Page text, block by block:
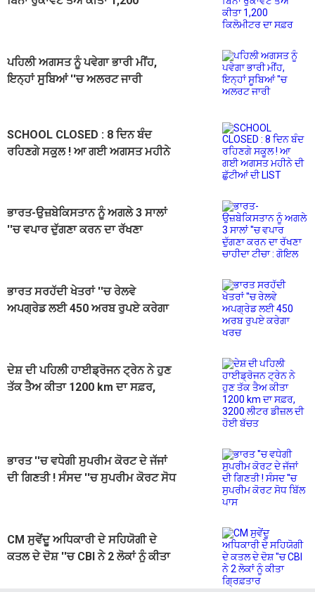
ਪਹਿਲੀ ਅਗਸਤ ਨੂੰ ਪਵੇਗਾ ਭਾਰੀ ਮੀਂਹ,
ਇਨ੍ਹਾਂ ਸੂਬਿਆਂ ''ਚ ਅਲਰਟ ਜਾਰੀ
SCHOOL CLOSED : 8 ਦਿਨ ਬੰਦ
ਰਹਿਣਗੇ ਸਕੂਲ ! ਆ ਗਈ ਅਗਸਤ ਮਹੀਨੇ
ਭਾਰਤ-ਉਜ਼ਬੇਕਿਸਤਾਨ ਨੂੰ ਅਗਲੇ 3 ਸਾਲਾਂ
''ਚ ਵਪਾਰ ਦੁੱਗਣਾ ਕਰਨ ਦਾ ਰੱਖਣਾ
ਭਾਰਤ ਸਰਹੱਦੀ ਖੇਤਰਾਂ ''ਚ ਰੇਲਵੇ
ਅਪਗ੍ਰੇਡ ਲਈ 450 ਅਰਬ ਰੁਪਏ ਕਰੇਗਾ
ਦੇਸ਼ ਦੀ ਪਹਿਲੀ ਹਾਈਡ੍ਰੋਜਨ ਟ੍ਰੇਨ ਨੇ ਹੁਣ
ਤੱਕ ਤੈਅ ਕੀਤਾ 1200 km ਦਾ ਸਫ਼ਰ,
ਭਾਰਤ ''ਚ ਵਧੇਗੀ ਸੁਪਰੀਮ ਕੋਰਟ ਦੇ ਜੱਜਾਂ
ਦੀ ਗਿਣਤੀ ! ਸੰਸਦ ''ਚ ਸੁਪਰੀਮ ਕੋਰਟ ਸੋਧ
CM ਸੁਵੇਂਦੂ ਅਧਿਕਾਰੀ ਦੇ ਸਹਿਯੋਗੀ ਦੇ
ਕਤਲ ਦੇ ਦੋਸ਼ ''ਚ CBI ਨੇ 2 ਲੋਕਾਂ ਨੂੰ ਕੀਤਾ